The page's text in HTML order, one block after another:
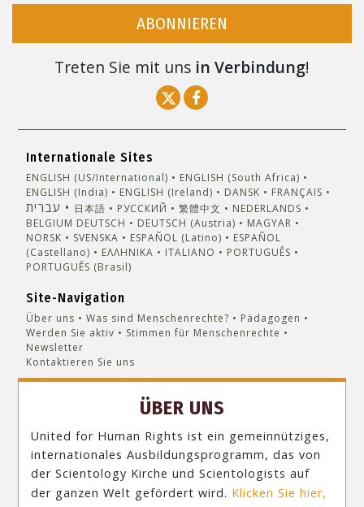
ABONNIEREN
Treten Sie mit uns in Verbindung!
Internationale Sites
ENGLISH (US/International)
ENGLISH (South Africa)
ENGLISH (India)
ENGLISH (Ireland) DANSK FRANÇAIS
עברית 日本語 РУССКИЙ 繁體中文
NEDERLANDS
BELGIUM DEUTSCH DEUTSCH (Austria)
MAGYAR
NORSK
SVENSKA ESPAÑOL (Latino)
ESPAÑOL
(Castellano)
ΕΛΛΗΝΙΚA ITALIANO
PORTUGUÊS
PORTUGUÊS (Brasil)‎
Site-Navigation
Über uns Was sind Menschenrechte?
Pädagogen
Werden Sie aktiv
Stimmen für Menschenrechte
Newsletter
Kontaktieren Sie uns
ÜBER UNS
United for Human Rights ist ein gemeinnütziges,
internationales Ausbildungsprogramm, das von
der Scientology Kirche und Scientologists auf
der ganzen Welt gefördert wird. Klicken Sie hier,